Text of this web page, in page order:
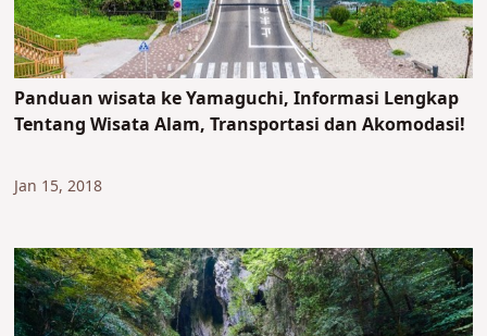
Panduan wisata ke Yamaguchi, Informasi Lengkap
Tentang Wisata Alam, Transportasi dan Akomodasi!
Jan 15, 2018